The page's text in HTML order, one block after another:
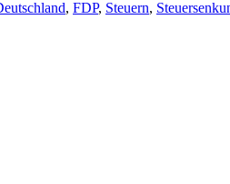
, FDP, Steuern,